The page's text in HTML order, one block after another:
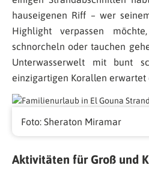
hauseigenen Riff – wer
Highlight verpassen
schnorcheln oder tauchen
Unterwasserwelt mit bunt
einzigartigen Korallen erwartet
Foto: Sheraton Miramar
Aktivitäten für Groß und